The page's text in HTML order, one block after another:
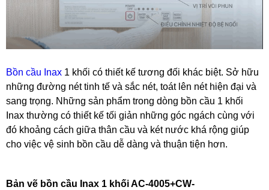
Bồn cầu Inax 1 khối có thiết kế tương đối khác biệt. Sở hữu
những đường nét tinh tế và sắc nét, toát lên nét hiện đại và
sang trọng. Những sản phẩm trong dòng bồn cầu 1 khối
Inax thường có thiết kế tối giản những góc ngách cùng với
đó khoảng cách giữa thân cầu và két nước khá rộng giúp
cho việc vệ sinh bồn cầu dễ dàng và thuận tiện hơn.
Bản vẽ bồn cầu Inax 1 khối AC-4005+CW-